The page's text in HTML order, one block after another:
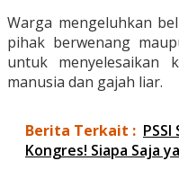
Warga mengeluhkan
pihak berwenang
untuk menyelesaikan
manusia dan gajah liar.
Berita Terkait :
Kongres! Siapa Saja